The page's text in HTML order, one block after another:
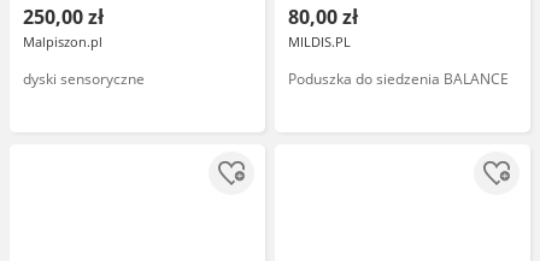
250,00 zł
Malpiszon.pl
dyski sensoryczne
80,00 zł
MILDIS.PL
Poduszka do siedzenia BALANCE